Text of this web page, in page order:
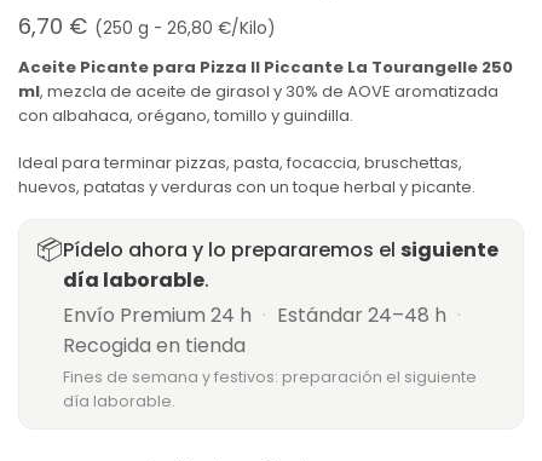
6,70 € (250 g - 26,80 €/Kilo)
Aceite Picante para Pizza Il Piccante La Tourangelle 250
ml, mezcla de aceite de girasol y 30% de AOVE aromatizada
con albahaca, orégano, tomillo y guindilla.
Ideal para terminar pizzas, pasta, focaccia, bruschettas,
huevos, patatas y verduras con un toque herbal y picante.
📦Pídelo ahora y lo prepararemos el siguiente
día laborable.
Envío Premium 24 h · Estándar 24–48 h ·
Recogida en tienda
Fines de semana y festivos: preparación el siguiente
día laborable.